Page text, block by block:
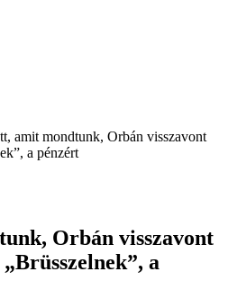
amit mondtunk, Orbán visszavont
a pénzért
Orbán visszavont
a